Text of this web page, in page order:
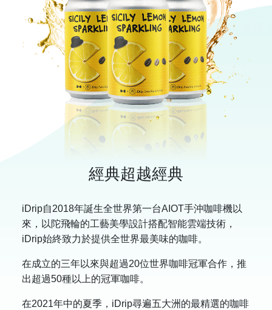
經典超越經典
iDrip自2018年誕生全世界第一台AIOT手沖咖啡機以
來，以陀飛輪的工藝美學設計搭配智能雲端技術，
iDrip始終致力於提供全世界最美味的咖啡。
在成立的三年以來與超過20位世界咖啡冠軍合作，推
出超過50種以上的冠軍咖啡。
在2021年中的夏季，iDrip尋遍五大洲的最精選的咖啡